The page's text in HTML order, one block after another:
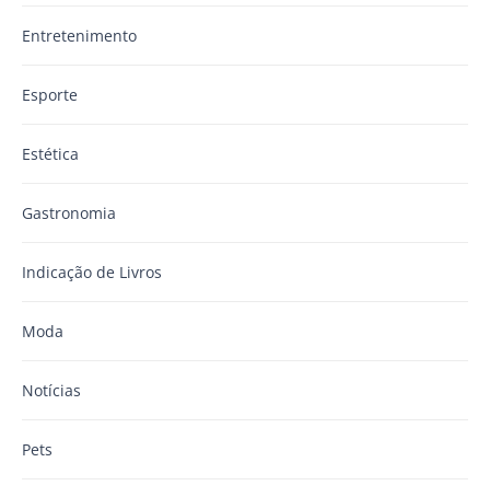
Entretenimento
Esporte
Estética
Gastronomia
Indicação de Livros
Moda
Notícias
Pets